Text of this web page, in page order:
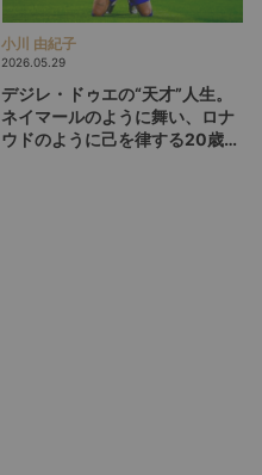
小川 由紀子
2026.05.29
デジレ・ドゥエの“天才”人生。
ネイマールのように舞い、ロナ
ウドのように己を律する20歳